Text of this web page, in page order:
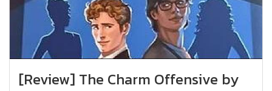
[Review] The Charm Offensive by